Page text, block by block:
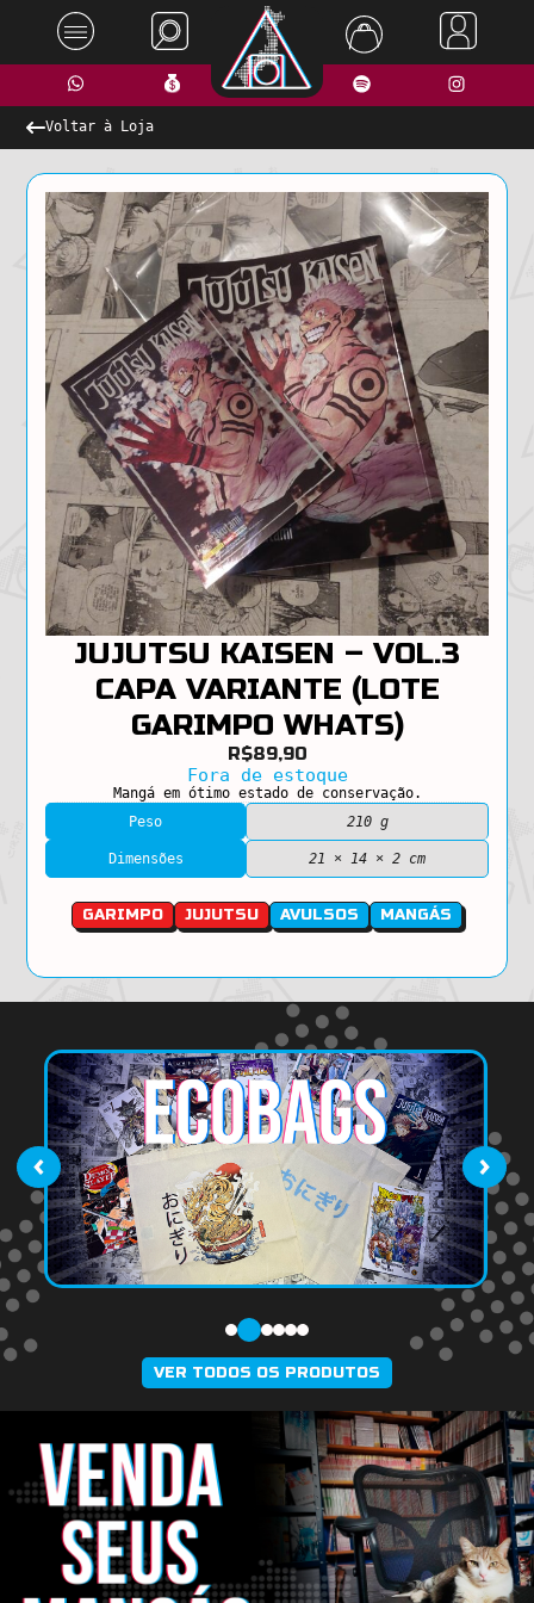
Voltar à Loja
JUJUTSU KAISEN – VOL.3
CAPA VARIANTE (LOTE
GARIMPO WHATS)
R$89,90
Fora de estoque
Mangá em ótimo estado de conservação.
Peso
210 g
Dimensões 21 × 14 × 2 cm
GARIMPO JUJUTSU AVULSOS MANGÁS
‹ ›
VER TODOS OS PRODUTOS